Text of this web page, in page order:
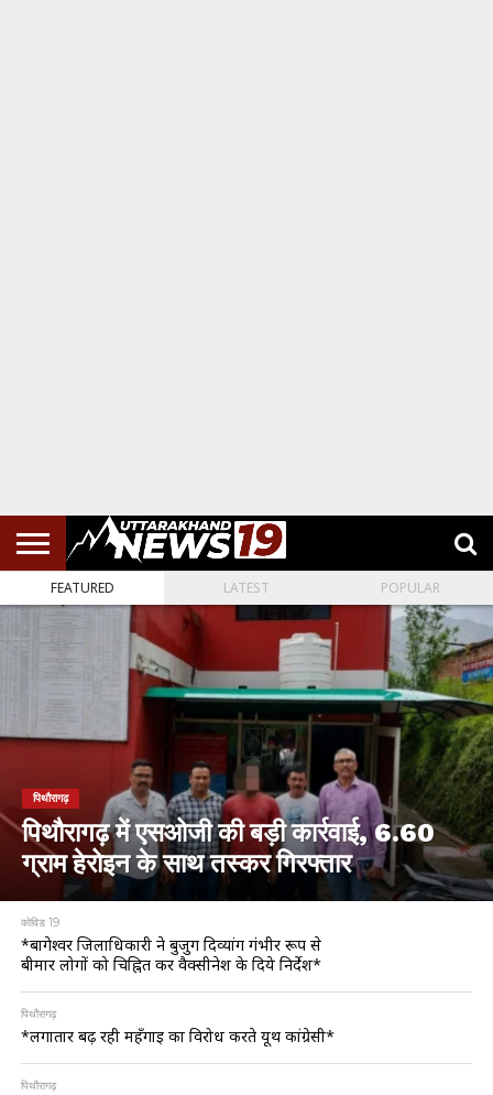
FEATURED LATEST POPULAR
पिथौरागढ़
पिथौरागढ़ में एसओजी की बड़ी कार्रवाई, 6.60
ग्राम हेरोइन के साथ तस्कर गिरफ्तार
कोविड 19
*बागेश्वर जिलाधिकारी ने बुजुर्ग दिव्यांग गंभीर रूप से
बीमार लोगों को चिह्नित कर वैक्सीनेश के दिये निर्देश*
पिथौरागढ़
*लगातार बढ़ रही महँगाई का विरोध करते यूथ कांग्रेसी*
पिथौरागढ़